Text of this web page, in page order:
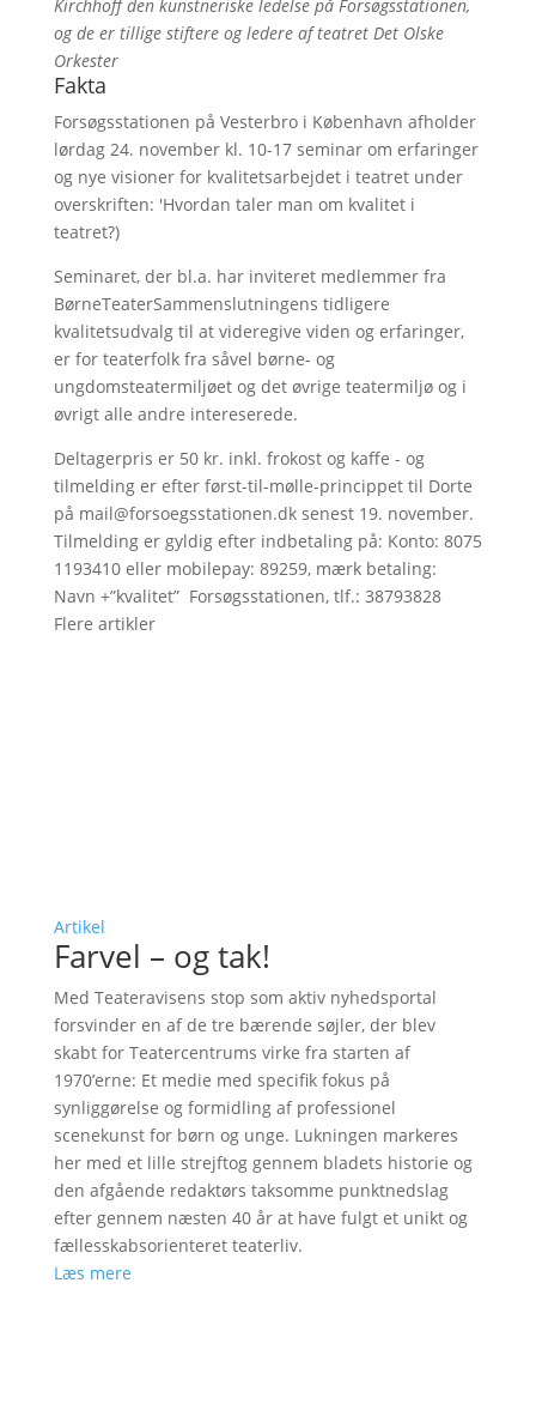
Kirchhoff den kunstneriske ledelse på Forsøgsstationen,
og de er tillige stiftere og ledere af teatret Det Olske
Orkester
Fakta
Forsøgsstationen på Vesterbro i København afholder
lørdag 24. november kl. 10-17 seminar om erfaringer
og nye visioner for kvalitetsarbejdet i teatret under
overskriften: 'Hvordan taler man om kvalitet i
teatret?)
Seminaret, der bl.a. har inviteret medlemmer fra
BørneTeaterSammenslutningens tidligere
kvalitetsudvalg til at videregive viden og erfaringer,
er for teaterfolk fra såvel børne- og
ungdomsteatermiljøet og det øvrige teatermiljø og i
øvrigt alle andre intereserede.
Deltagerpris er 50 kr. inkl. frokost og kaffe - og
tilmelding er efter først-til-mølle-princippet til Dorte
på mail@forsoegsstationen.dk senest 19. november.
Tilmelding er gyldig efter indbetaling på: Konto: 8075
1193410 eller mobilepay: 89259, mærk betaling:
Navn +”kvalitet” Forsøgsstationen, tlf.: 38793828
Flere artikler
Artikel
Farvel – og tak!
Med Teateravisens stop som aktiv nyhedsportal
forsvinder en af de tre bærende søjler, der blev
skabt for Teatercentrums virke fra starten af
1970’erne: Et medie med specifik fokus på
synliggørelse og formidling af professionel
scenekunst for børn og unge. Lukningen markeres
her med et lille strejftog gennem bladets historie og
den afgående redaktørs taksomme punktnedslag
efter gennem næsten 40 år at have fulgt et unikt og
fællesskabsorienteret teaterliv.
Læs mere